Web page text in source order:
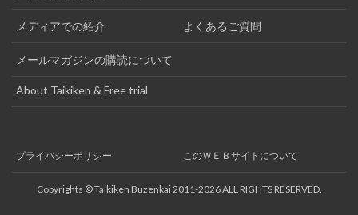
メディアでの紹介 よくあるご質問
メールマガジンの購読について
About Taikiken & Free trial
プライバシーポリシー このＷＥＢサイトについて
Copyrights © Taikiken Buzenkai 2011-2026 ALL RIGHTS RESERVED.